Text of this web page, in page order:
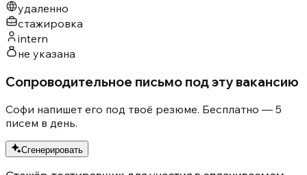
удаленно
стажировка
intern
не указана
Сопроводительное письмо под эту вакансию
Софи напишет его под твоё резюме. Бесплатно — 5
писем в день.
Сгенерировать